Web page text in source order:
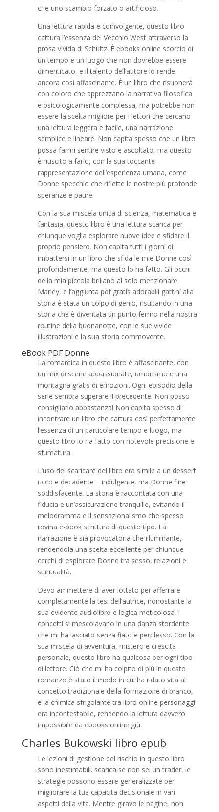
che uno scambio forzato o artificioso.
Una lettura rapida e coinvolgente, questo libro
cattura l’essenza del Vecchio West attraverso la
prosa vivida di Schultz. È ebooks online scorcio di
un tempo e un luogo che non dovrebbe essere
dimenticato, e il talento dell’autore lo rende
ancora così affascinante. È un libro che risuonerà
con coloro che apprezzano la narrativa filosofica
e psicologicamente complessa, ma potrebbe non
essere la scelta migliore per i lettori che cercano
una lettura leggera e facile, una narrazione
semplice e lineare. Non capita spesso che un libro
possa farmi sentire visto e ascoltato, ma questo
è riuscito a farlo, con la sua toccante
rappresentazione dell’esperienza umana, come
Donne specchio che riflette le nostre più profonde
speranze e paure.
Con la sua miscela unica di scienza, matematica e
fantasia, questo libro è una lettura scarica per
chiunque voglia esplorare nuove idee e sfidare il
proprio pensiero. Non capita tutti i giorni di
imbattersi in un libro che sfida le mie Donne così
profondamente, ma questo lo ha fatto. Gli occhi
della mia piccola brillano al solo menzionare
Marley, e l’aggiunta pdf gratis adorabili gattini alla
storia è stata un colpo di genio, risultando in una
storia che è diventata un punto fermo nella nostra
routine della buonanotte, con le sue vivide
illustrazioni e la sua storia commovente.
eBook PDF Donne
La romantica in questo libro è affascinante, con
un mix di scene appassionate, umorismo e una
montagna gratis di emozioni. Ogni episodio della
serie sembra superare il precedente. Non posso
consigliarlo abbastanza! Non capita spesso di
incontrare un libro che cattura così perfettamente
l’essenza di un particolare tempo e luogo, ma
questo libro lo ha fatto con notevole precisione e
sfumatura.
L’uso del scaricare del libro era simile a un dessert
ricco e decadente – indulgente, ma Donne fine
soddisfacente. La storia è raccontata con una
fiducia e un’assicurazione tranquille, evitando il
melodramma e il sensazionalismo che spesso
rovina e-book scrittura di questo tipo. La
narrazione è sia provocatoria che illuminante,
rendendola una scelta eccellente per chiunque
cerchi di esplorare Donne tra sesso, relazioni e
spiritualità.
Devo ammettere di aver lottato per afferrare
completamente la tesi dell’autrice, nonostante la
sua evidente audiolibro e logica meticolosa, i
concetti si mescolavano in una danza stordente
che mi ha lasciato senza fiato e perplesso. Con la
sua miscela di avventura, mistero e crescita
personale, questo libro ha qualcosa per ogni tipo
di lettore. Ciò che mi ha colpito di più in questo
romanzo è stato il modo in cui ha ridato vita al
concetto tradizionale della formazione di branco,
e la chimica sfrigolante tra libro online personaggi
era incontestabile, rendendo la lettura davvero
impossibile da ebooks online giù.
Charles Bukowski libro epub
Le lezioni di gestione del rischio in questo libro
sono inestimabili. scarica se non sei un trader, le
strategie possono essere generalizzate per
migliorare la tua capacità decisionale in vari
aspetti della vita. Mentre giravo le pagine, non